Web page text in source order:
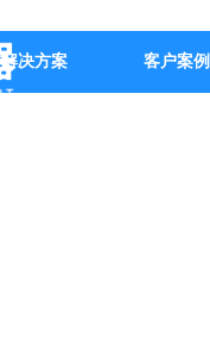
解决方案 客户案例